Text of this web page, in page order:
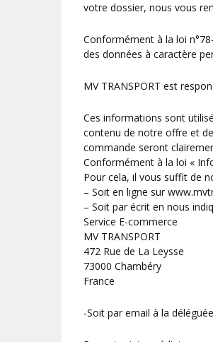
votre dossier, nous vous
Conformément à la loi
des données à caractère
MV TRANSPORT est
Ces informations sont
contenu de notre offre et
commande seront
Conformément à la loi «
Pour cela, il vous suffit de
– Soit en ligne sur
– Soit par écrit en nous
Service E-commerce
MV TRANSPORT
472 Rue de La Leysse
73000 Chambéry
France
-Soit par email à la